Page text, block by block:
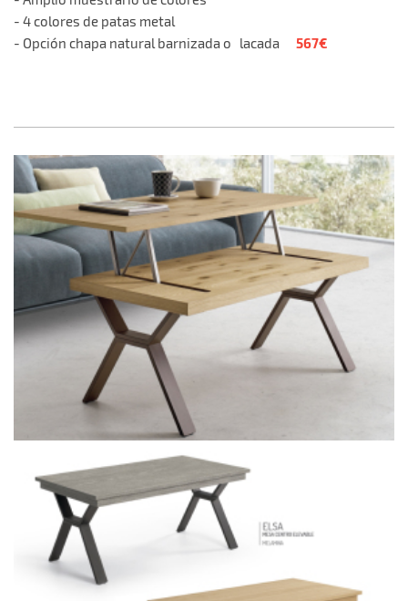
- 4 colores de patas metal
- Opción chapa natural barnizada o lacada 567€